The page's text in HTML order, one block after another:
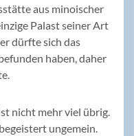
aus minoischer
Palast seiner Art
dürfte sich das
haben, daher
nicht mehr viel übrig.
ungemein.